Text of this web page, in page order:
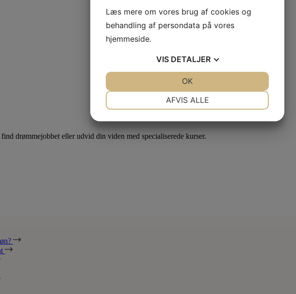
drømmejobbet eller udvid din viden med specialiserede kurser.
Læs mere om vores brug af cookies og
behandling af persondata på vores
hjemmeside.
VIS DETALJER
AFVIS ALLE
OK